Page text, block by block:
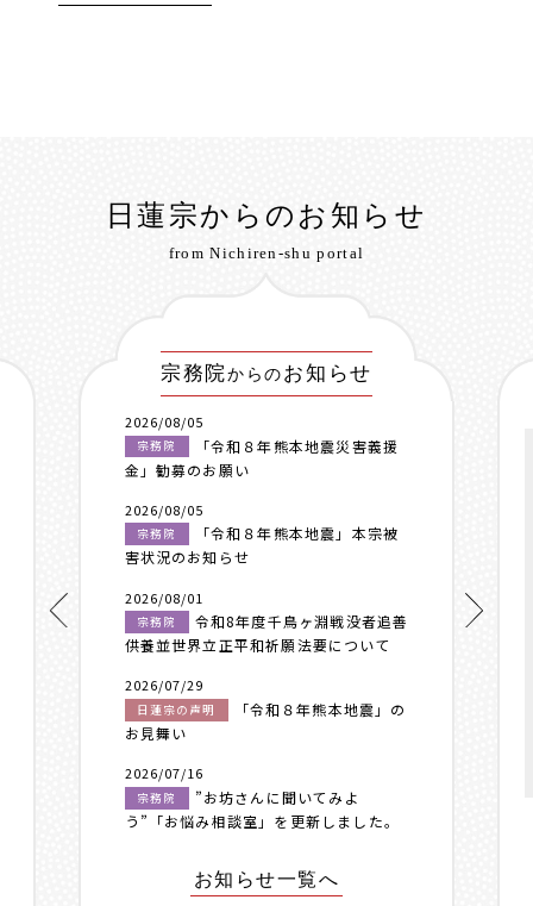
日蓮宗からのお知らせ
from Nichiren-shu portal
宗務院からのお知らせ
2026/08/05
宗務院
「令和８年熊本地震災害義援
金」勧募のお願い
2026/08/05
宗務院
「令和８年熊本地震」本宗被
害状況のお知らせ
2026/08/01
宗務院
令和8年度千鳥ヶ淵戦没者追善
供養並世界立正平和祈願法要について
2026/07/29
日蓮宗の声明
「令和８年熊本地震」の
お見舞い
2026/07/16
宗務院
”お坊さんに聞いてみよ
う”「お悩み相談室」を更新しました。
お知らせ一覧へ